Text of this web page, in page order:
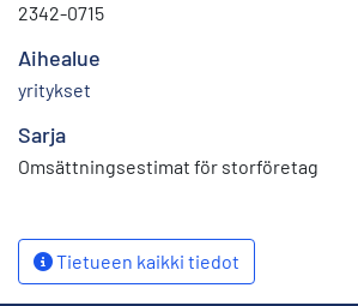
2342-0715
Aihealue
yritykset
Sarja
Omsättningsestimat för storföretag
Tietueen kaikki tiedot